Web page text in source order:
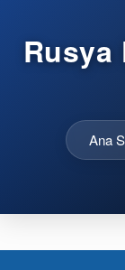
Rusya
Ana